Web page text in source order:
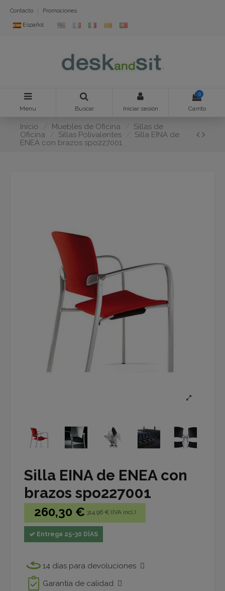
Contacto Promociones
Español
Menu Buscar Iniciar sesión
0
Carrito
Inicio Muebles de Oficina
Sillas de
Oficina
Sillas Polivalentes
Silla EINA de
ENEA con brazos spo227001
Silla EINA de ENEA con
brazos spo227001
260,30 € 314.96 € (IVA incl.)
Entrega 25-30 DÍAS
14 días para devoluciones
Garantía de calidad